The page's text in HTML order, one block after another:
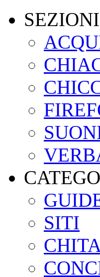
SEZIONI
SITI